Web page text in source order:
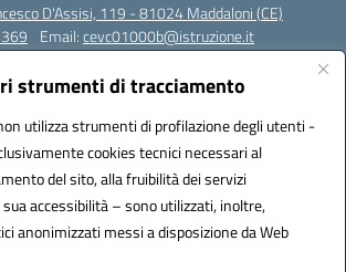
strumenti di tracciamento
utilizza strumenti di profilazione degli utenti -
cookies tecnici necessari al
del sito, alla fruibilità dei servizi
accessibilità – sono utilizzati, inoltre,
anonimizzati messi a disposizione da Web
D'Assisi, 119 - 81024 Maddaloni (CE)
Email:cevc01000b@istruzione.it
(PEC):
(Convitto) - 93044680614 (Scuole
CEVC01000B
Amministrazioni (IPA): istsc_cevc01000b
(CUF): ZUT1RT